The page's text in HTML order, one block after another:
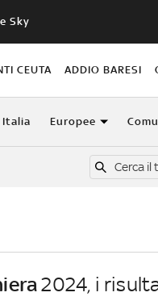
Sky
CEUTA ADDIO BARESI
Italia Europee
2024, i